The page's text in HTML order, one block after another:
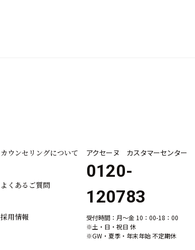
カウンセリングについて
よくあるご質問
採用情報
アクセーヌ カスタマーセンター
0120-
120783
受付時間：月～金 10：00-18：00
※土・日・祝日 休
※GW・夏季・年末年始 不定期休